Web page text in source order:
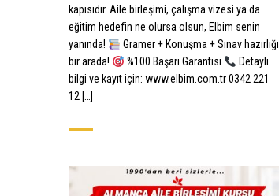
kapısıdır. Aile birleşimi, çalışma vizesi ya da
eğitim hedefin ne olursa olsun, Elbim senin
yanında!
Gramer + Konuşma + Sınav hazırlığı
bir arada!
%100 Başarı Garantisi
Detaylı
bilgi ve kayıt için: www.elbim.com.tr 0342 221
12 […]